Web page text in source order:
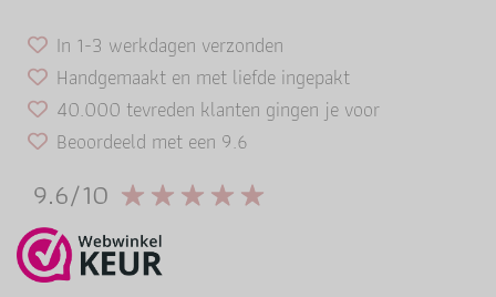
In 1-3 werkdagen verzonden
Handgemaakt en met liefde ingepakt
40.000 tevreden klanten gingen je voor
Beoordeeld met een 9.6
9.6/10